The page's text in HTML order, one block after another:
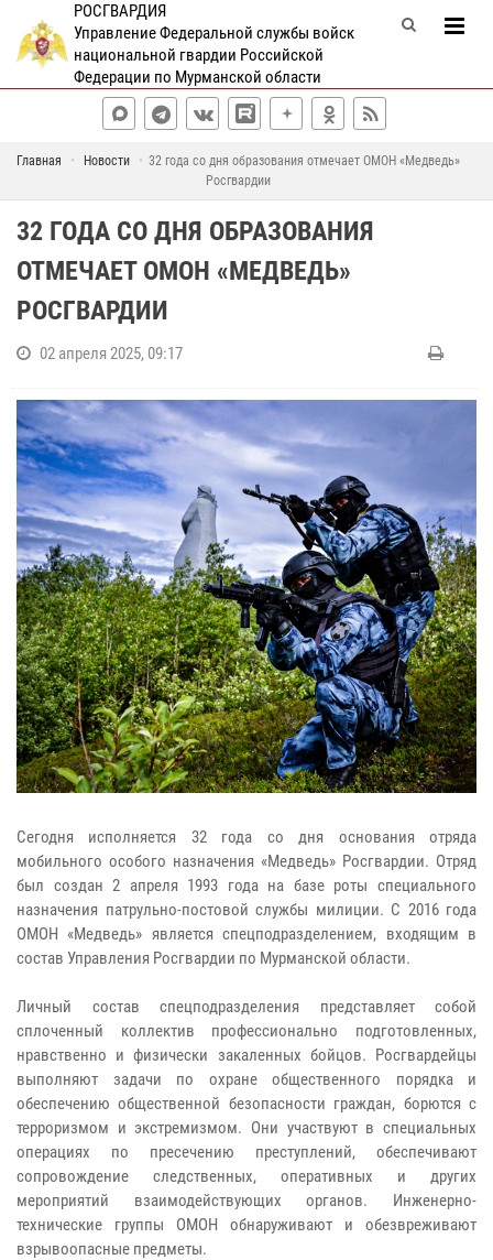
РОСГВАРДИЯ
Управление Федеральной службы войск
национальной гвардии Российской
Федерации по Мурманской области
Главная Новости
32 года со дня образования отмечает ОМОН «Медведь»
Росгвардии
32 ГОДА СО ДНЯ ОБРАЗОВАНИЯ
ОТМЕЧАЕТ ОМОН «МЕДВЕДЬ»
РОСГВАРДИИ
02 апреля 2025, 09:17
Сегодня исполняется 32 года со дня основания отряда
мобильного особого назначения «Медведь» Росгвардии. Отряд
был создан 2 апреля 1993 года на базе роты специального
назначения патрульно-постовой службы милиции. С 2016 года
ОМОН «Медведь» является спецподразделением, входящим в
состав Управления Росгвардии по Мурманской области.
Личный состав спецподразделения представляет собой
сплоченный коллектив профессионально подготовленных,
нравственно и физически закаленных бойцов. Росгвардейцы
выполняют задачи по охране общественного порядка и
обеспечению общественной безопасности граждан, борются с
терроризмом и экстремизмом. Они участвуют в специальных
операциях по пресечению преступлений, обеспечивают
сопровождение следственных, оперативных и других
мероприятий взаимодействующих органов. Инженерно-
технические группы ОМОН обнаруживают и обезвреживают
взрывоопасные предметы.